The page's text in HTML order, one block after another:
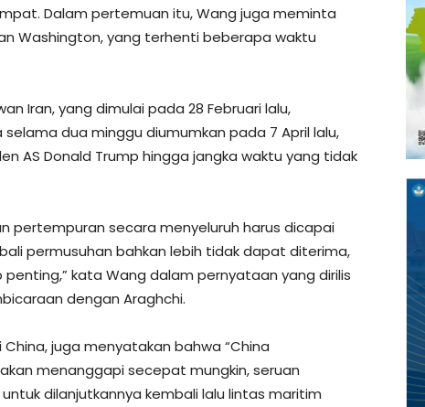
Dalam pertemuan itu, Wang juga meminta
Washington, yang terhenti beberapa waktu
Iran, yang dimulai pada 28 Februari lalu,
dua minggu diumumkan pada 7 April lalu,
AS Donald Trump hingga jangka waktu yang tidak
pertempuran secara menyeluruh harus dicapai
permusuhan bahkan lebih tidak dapat diterima,
kata Wang dalam pernyataan yang dirilis
dengan Araghchi.
juga menyatakan bahwa “China
menanggapi secepat mungkin, seruan
dilanjutkannya kembali lalu lintas maritim